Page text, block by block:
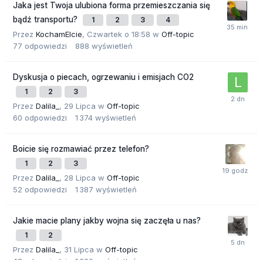
Jaka jest Twoja ulubiona forma przemieszczania się
bądź transportu?
1 2 3 4
Przez KochamElcie, Czwartek o 18:58 w Off-topic
77 odpowiedzi 888 wyświetleń
Dyskusja o piecach, ogrzewaniu i emisjach CO2
1 2 3
Przez Dalila_ , 29 Lipca w Off-topic
60 odpowiedzi 1 374 wyświetleń
Boicie się rozmawiać przez telefon?
1 2 3
Przez Dalila_ , 28 Lipca w Off-topic
52 odpowiedzi 1 387 wyświetleń
Jakie macie plany jakby wojna się zaczęła u nas?
1 2
Przez Dalila_ , 31 Lipca w Off-topic